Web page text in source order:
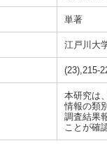
単著
江戸川大
(23),215-
本研究は
情報の類
調査結果
ことが確